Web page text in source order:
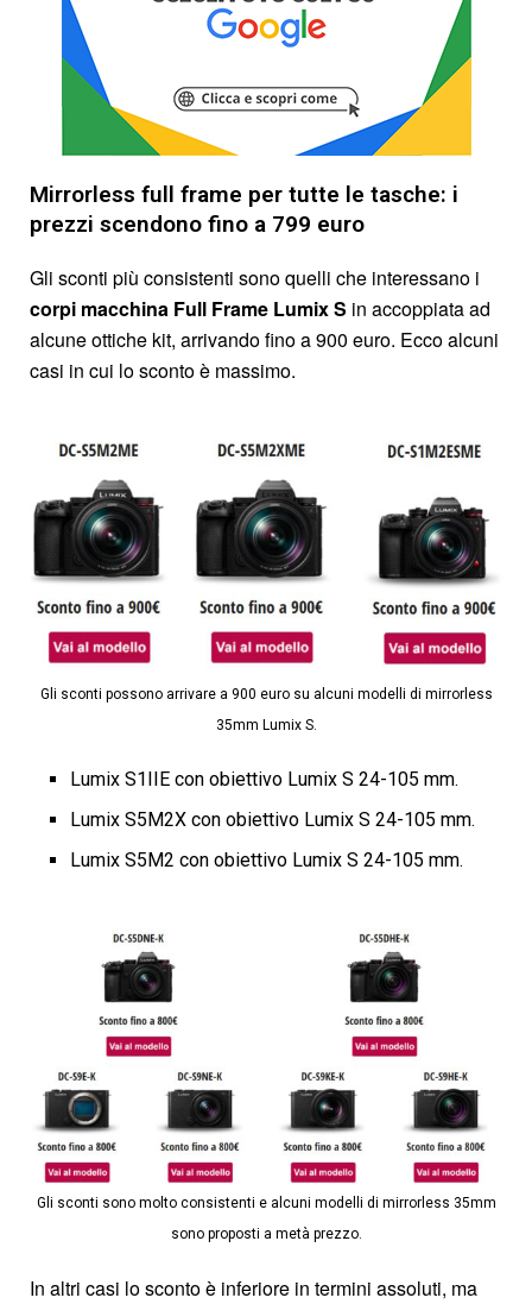
Mirrorless full frame per tutte le tasche: i
prezzi scendono fino a 799 euro
Gli sconti più consistenti sono quelli che interessano i
corpi macchina Full Frame Lumix S in accoppiata ad
alcune ottiche kit, arrivando fino a 900 euro. Ecco alcuni
casi in cui lo sconto è massimo.
Gli sconti possono arrivare a 900 euro su alcuni modelli di mirrorless
35mm Lumix S.
Lumix S1IIE con obiettivo Lumix S 24-105 mm.
Lumix S5M2X con obiettivo Lumix S 24-105 mm.
Lumix S5M2 con obiettivo Lumix S 24-105 mm.
Gli sconti sono molto consistenti e alcuni modelli di mirrorless 35mm
sono proposti a metà prezzo.
In altri casi lo sconto è inferiore in termini assoluti, ma